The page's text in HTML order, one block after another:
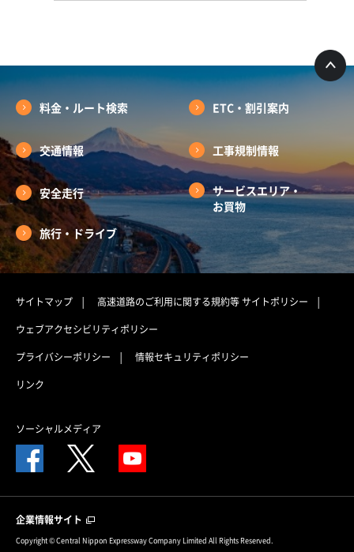
料金・ルート検索 ETC・割引案内
交通情報 工事規制情報
安全走行
サービスエリア・
お買物
旅行・ドライブ
サイトマップ 高速道路のご利用に関する規約等サイトポリシー
ウェブアクセシビリティポリシー
プライバシーポリシー
情報セキュリティポリシー
リンク
ソーシャルメディア
企業情報サイト
Copyright © Central Nippon Expressway Company Limited All Rights Reserved.